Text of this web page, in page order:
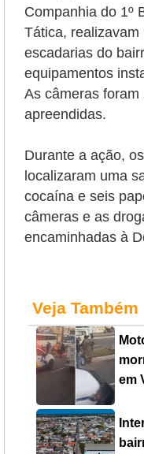
Companhia do 1º
Tática,
escadarias do
equipamentos
As câmeras
apreendidas.
Durante a ação,
localizaram uma
cocaína e seis
câmeras e as
encaminhadas à
Veja Também
em